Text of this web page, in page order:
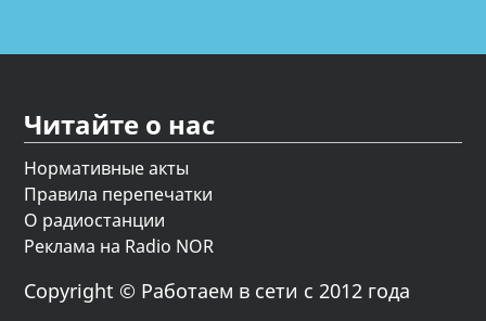
Читайте о нас
Нормативные акты
Правила перепечатки
О радиостанции
Реклама на Radio NOR
Copyright © Работаем в сети с 2012 года